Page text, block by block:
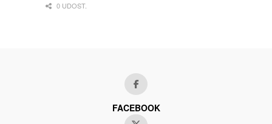
0 UDOST.
FACEBOOK